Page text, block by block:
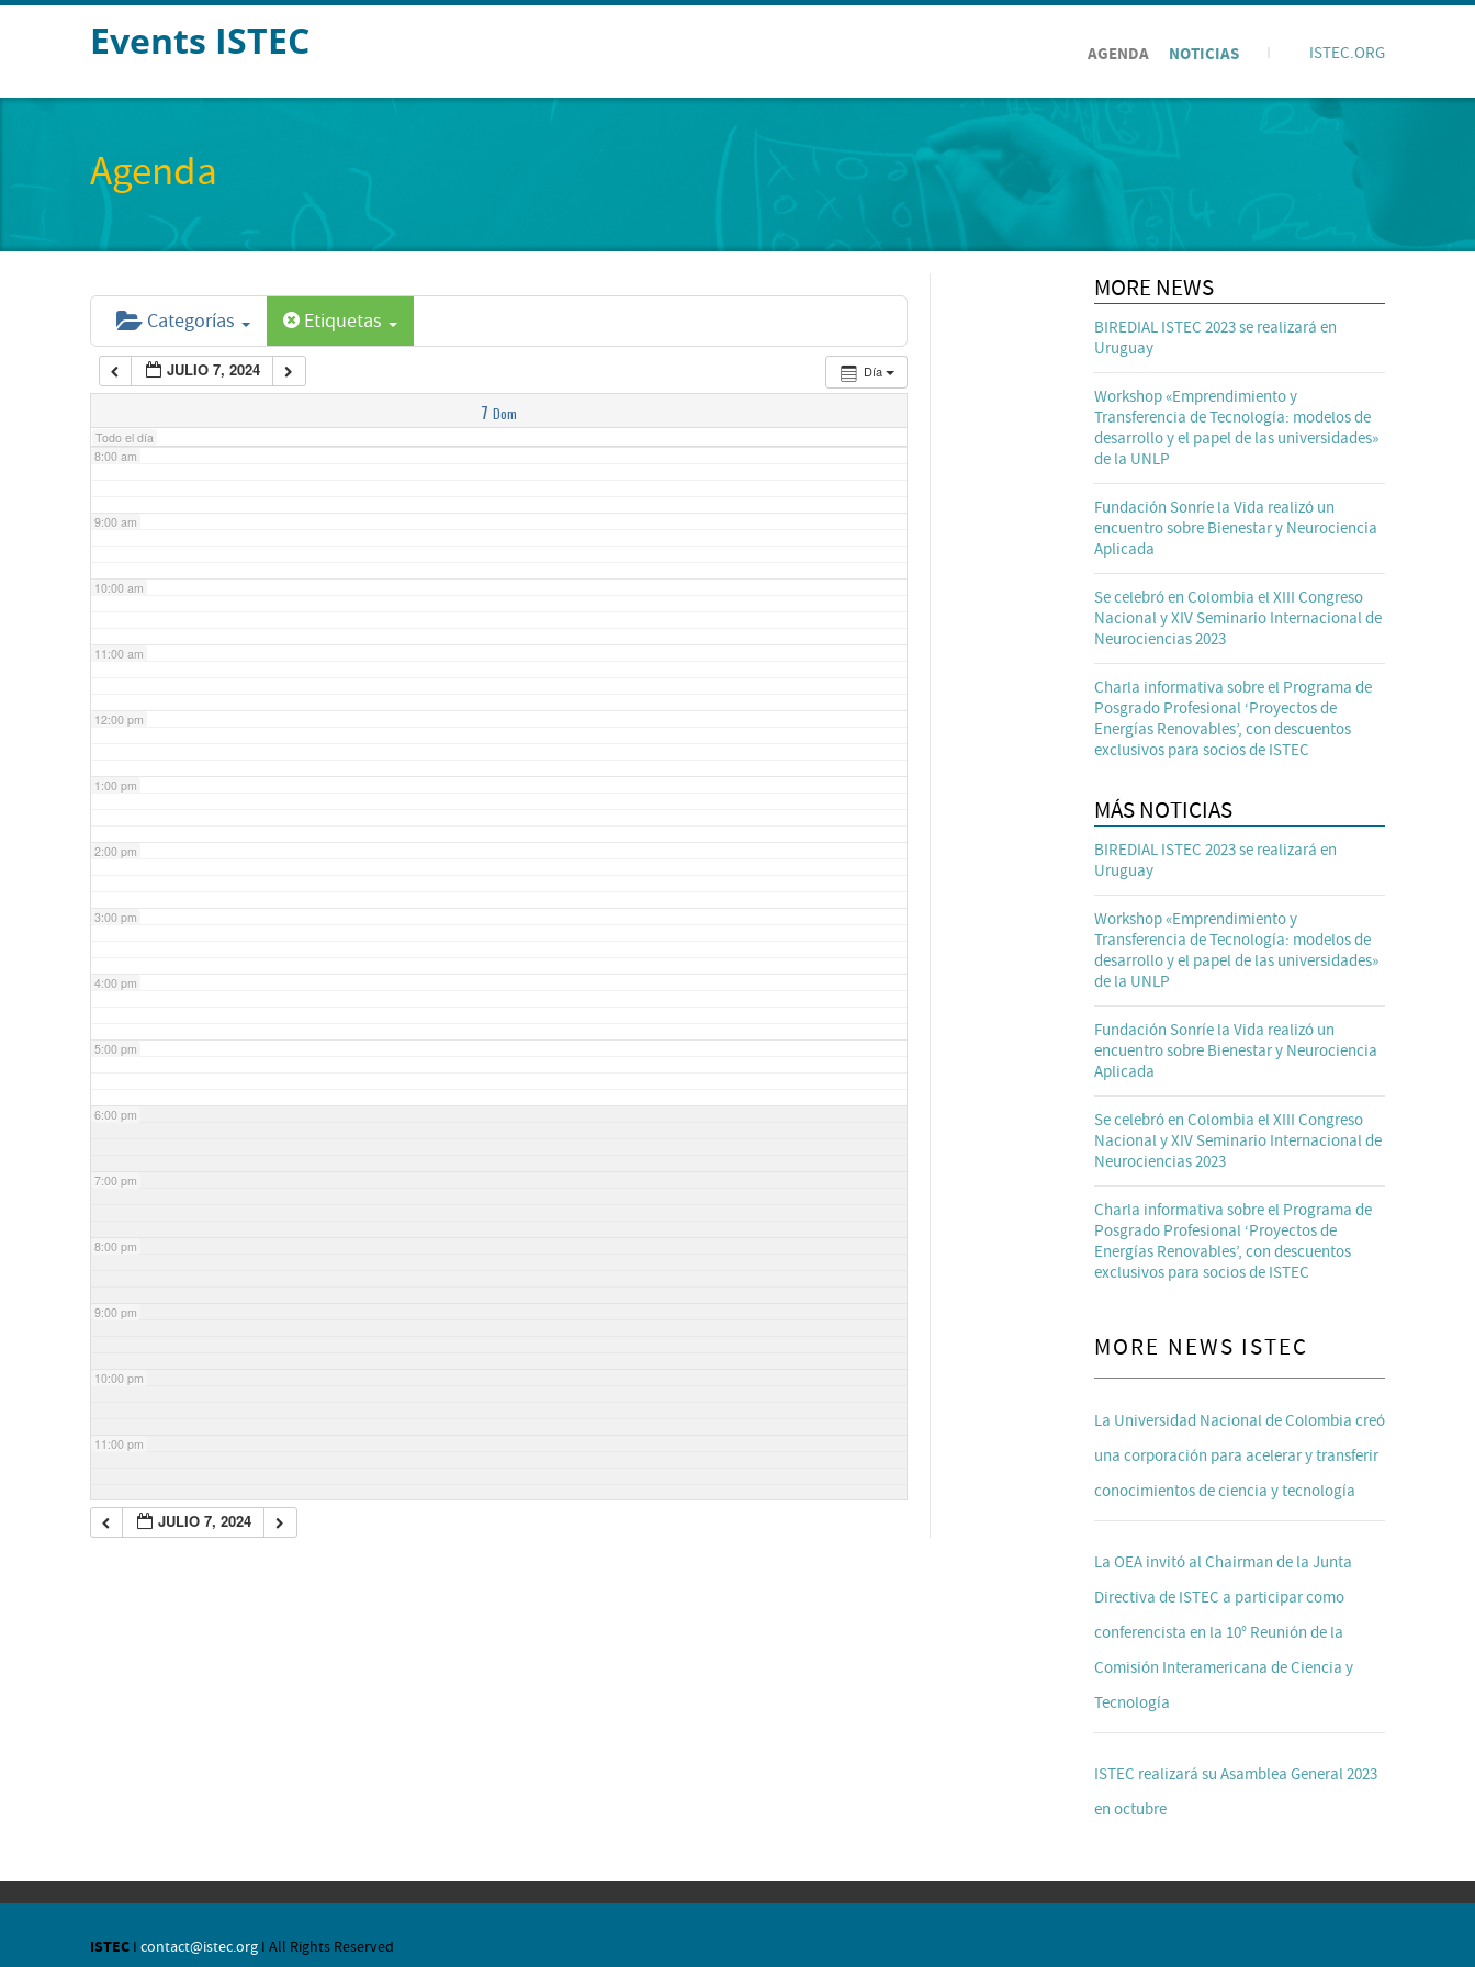
Events ISTEC AGENDA NOTICIAS ISTEC.ORG
Agenda
Categorías Etiquetas
Día
JULIO 7, 2024
7 Dom
Todo el día
4:00 am
6:00 am
7:00 am
8:00 am
9:00 am
10:00 am
11:00 am
12:00 pm
1:00 pm
2:00 pm
3:00 pm
4:00 pm
5:00 pm
6:00 pm
7:00 pm
8:00 pm
9:00 pm
10:00 pm
11:00 pm
JULIO 7, 2024
MORE NEWS
BIREDIAL ISTEC 2023 se realizará en
Uruguay
Workshop «Emprendimiento y
Transferencia de Tecnología: modelos de
desarrollo y el papel de las universidades»
de la UNLP
Fundación Sonríe la Vida realizó un
encuentro sobre Bienestar y Neurociencia
Aplicada
Se celebró en Colombia el XIII Congreso
Nacional y XIV Seminario Internacional de
Neurociencias 2023
Charla informativa sobre el Programa de
Posgrado Profesional ‘Proyectos de
Energías Renovables’, con descuentos
exclusivos para socios de ISTEC
MÁS NOTICIAS
BIREDIAL ISTEC 2023 se realizará en
Uruguay
Workshop «Emprendimiento y
Transferencia de Tecnología: modelos de
desarrollo y el papel de las universidades»
de la UNLP
Fundación Sonríe la Vida realizó un
encuentro sobre Bienestar y Neurociencia
Aplicada
Se celebró en Colombia el XIII Congreso
Nacional y XIV Seminario Internacional de
Neurociencias 2023
Charla informativa sobre el Programa de
Posgrado Profesional ‘Proyectos de
Energías Renovables’, con descuentos
exclusivos para socios de ISTEC
MORE NEWS ISTEC
La Universidad Nacional de Colombia creó
una corporación para acelerar y transferir
conocimientos de ciencia y tecnología
La OEA invitó al Chairman de la Junta
Directiva de ISTEC a participar como
conferencista en la 10° Reunión de la
Comisión Interamericana de Ciencia y
Tecnología
ISTEC realizará su Asamblea General 2023
en octubre
ISTEC I contact@istec.org I All Rights Reserved